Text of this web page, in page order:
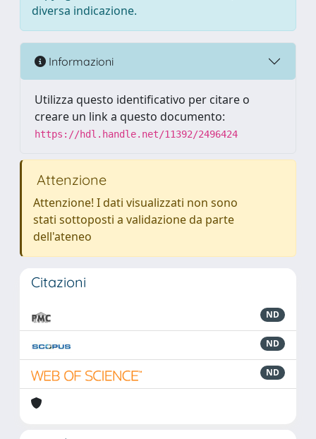
diversa indicazione.
Informazioni
Utilizza questo identificativo per citare o
creare un link a questo documento:
https://hdl.handle.net/11392/2496424
Attenzione
Attenzione! I dati visualizzati non sono
stati sottoposti a validazione da parte
dell'ateneo
Citazioni
ND
ND
ND